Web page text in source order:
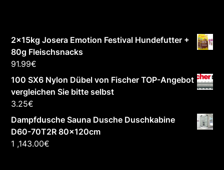
2x15kg Josera Emotion Festival Hundefutter +
80g Fleischsnacks
91.99€
100 SX6 Nylon Dübel von Fischer TOP-Angebot
vergleichen Sie bitte selbst
3.25€
Dampfdusche Sauna Dusche Duschkabine
D60-70T2R 80x120cm
1 ,143.00€